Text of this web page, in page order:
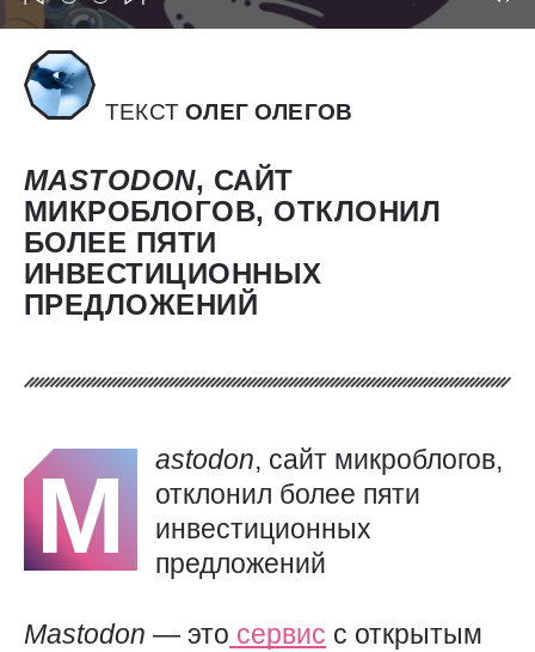
ТЕКСТОЛЕГ ОЛЕГОВ
MASTODON, САЙТ
МИКРОБЛОГОВ, ОТКЛОНИЛ
БОЛЕЕ ПЯТИ
ИНВЕСТИЦИОННЫХ
ПРЕДЛОЖЕНИЙ
M astodon, сайт микроблогов,
отклонил более пяти
инвестиционных
предложений
Mastodon — это сервис с открытым